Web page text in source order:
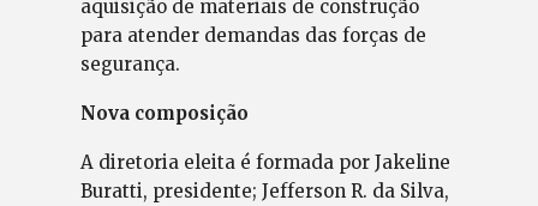
aquisição de materiais de construção
para atender demandas das forças de
segurança.
Nova composição
A diretoria eleita é formada por Jakeline
Buratti, presidente; Jefferson R. da Silva,